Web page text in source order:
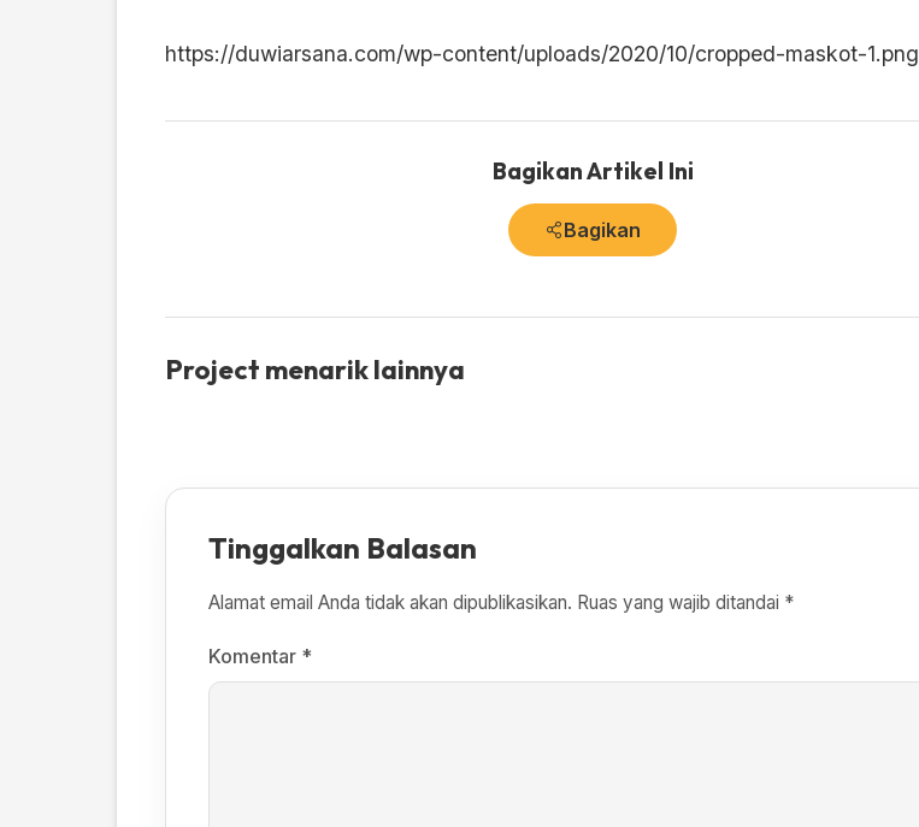
https://duwiarsana.com/wp-content/uploads/2020/10/cropped-maskot-1.png
Bagikan Artikel Ini
Bagikan
Project menarik lainnya
Tinggalkan Balasan
Alamat email Anda tidak akan dipublikasikan. Ruas yang wajib ditandai *
Komentar *